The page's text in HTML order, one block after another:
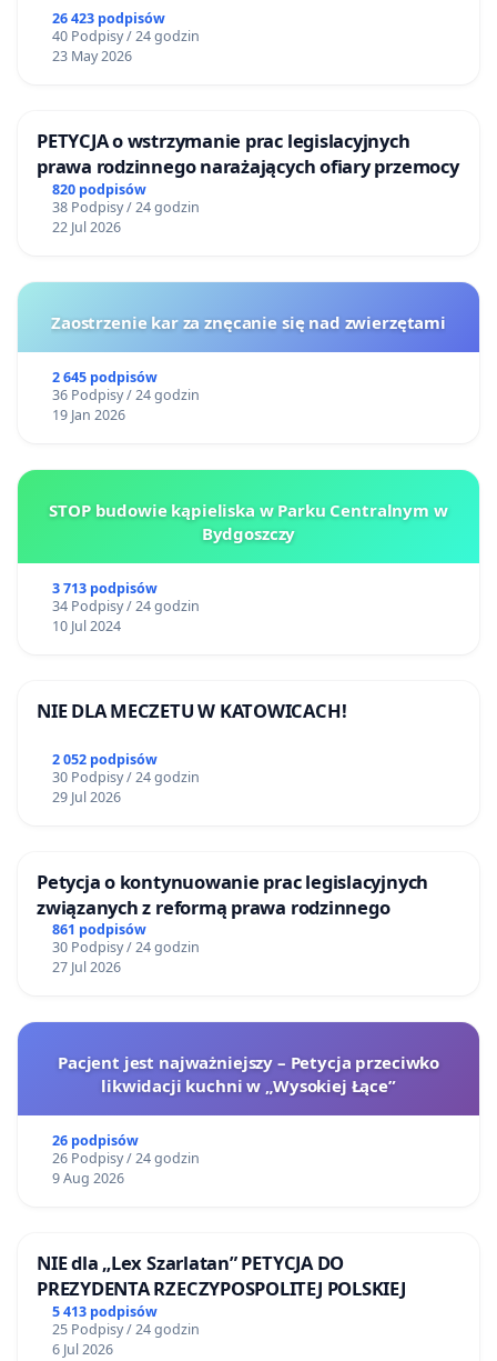
26 423 podpisów
40 Podpisy / 24 godzin
23 May 2026
PETYCJA o wstrzymanie prac legislacyjnych
prawa rodzinnego narażających ofiary przemocy
820 podpisów
38 Podpisy / 24 godzin
22 Jul 2026
Zaostrzenie kar za znęcanie się nad zwierzętami
2 645 podpisów
36 Podpisy / 24 godzin
19 Jan 2026
STOP budowie kąpieliska w Parku Centralnym w
Bydgoszczy
3 713 podpisów
34 Podpisy / 24 godzin
10 Jul 2024
NIE DLA MECZETU W KATOWICACH!
2 052 podpisów
30 Podpisy / 24 godzin
29 Jul 2026
Petycja o kontynuowanie prac legislacyjnych
związanych z reformą prawa rodzinnego
861 podpisów
30 Podpisy / 24 godzin
27 Jul 2026
Pacjent jest najważniejszy – Petycja przeciwko
likwidacji kuchni w „Wysokiej Łące”
26 podpisów
26 Podpisy / 24 godzin
9 Aug 2026
NIE dla „Lex Szarlatan” PETYCJA DO
PREZYDENTA RZECZYPOSPOLITEJ POLSKIEJ
5 413 podpisów
25 Podpisy / 24 godzin
6 Jul 2026